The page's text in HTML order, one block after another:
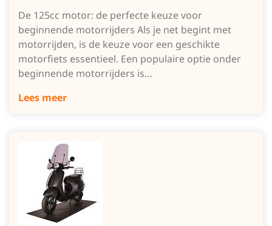
De 125cc motor: de perfecte keuze voor
beginnende motorrijders Als je net begint met
motorrijden, is de keuze voor een geschikte
motorfiets essentieel. Een populaire optie onder
beginnende motorrijders is…
Lees meer